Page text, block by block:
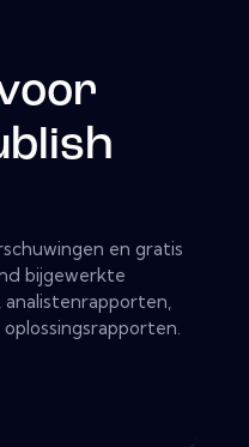
en gratis
bijgewerkte